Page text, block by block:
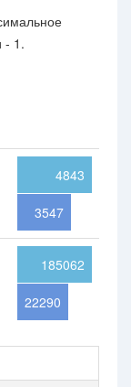
- 1.
4843
3547
185062
22290